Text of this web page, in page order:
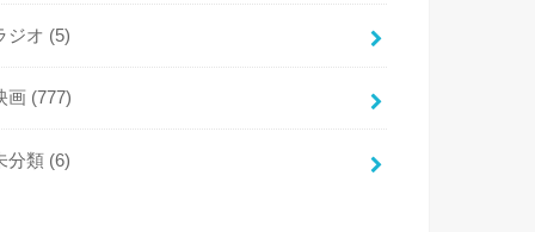
ジオ (5)
画 (777)
分類 (6)